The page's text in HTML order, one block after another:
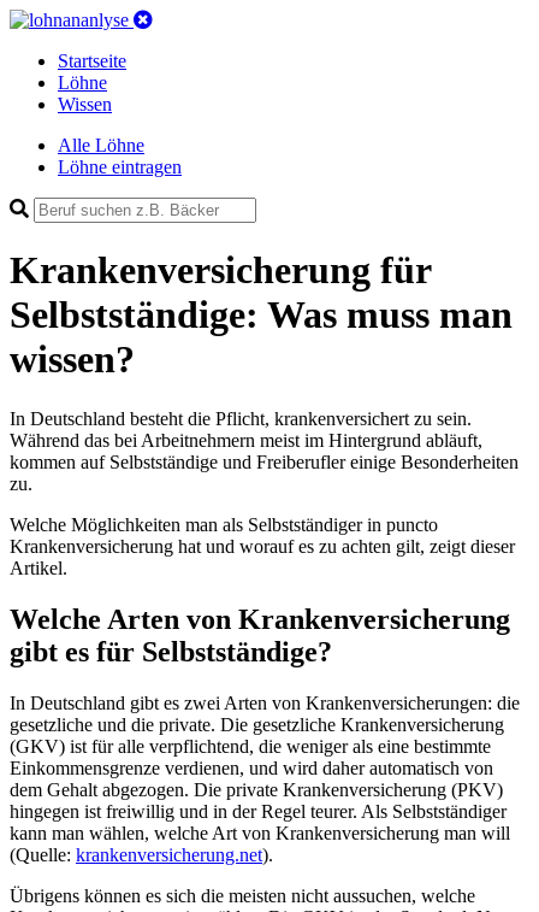
Startseite
Löhne
Wissen
Alle Löhne
Löhne eintragen
Krankenversicherung für
Selbstständige: Was muss man
wissen?
In Deutschland besteht die Pflicht, krankenversichert zu sein.
Während das bei Arbeitnehmern meist im Hintergrund abläuft,
kommen auf Selbstständige und Freiberufler einige Besonderheiten
zu.
Welche Möglichkeiten man als Selbstständiger in puncto
Krankenversicherung hat und worauf es zu achten gilt, zeigt dieser
Artikel.
Welche Arten von Krankenversicherung
gibt es für Selbstständige?
In Deutschland gibt es zwei Arten von Krankenversicherungen: die
gesetzliche und die private. Die gesetzliche Krankenversicherung
(GKV) ist für alle verpflichtend, die weniger als eine bestimmte
Einkommensgrenze verdienen, und wird daher automatisch von
dem Gehalt abgezogen. Die private Krankenversicherung (PKV)
hingegen ist freiwillig und in der Regel teurer. Als Selbstständiger
kann man wählen, welche Art von Krankenversicherung man will
(Quelle: krankenversicherung.net).
Übrigens können es sich die meisten nicht aussuchen, welche